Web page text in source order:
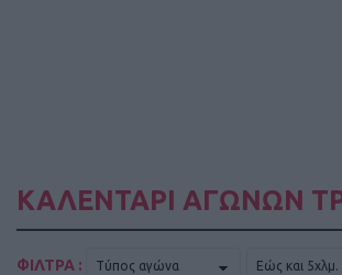
ΚΑΛΕΝΤΑΡΙ ΑΓΩΝΩΝ
ΦΙΛΤΡΑ :